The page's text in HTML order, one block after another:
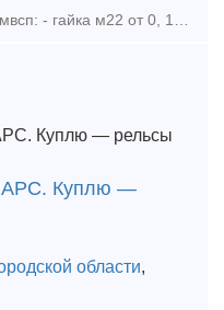
На постоянно основе покупаем мвсп: - гайка м22 от 0, 1тн - гайка м27 от 0, 1тн - гайка м24 от 0, 1тн - болт клеммный 22х75, болт закладной 22х175, от 0, 1тн - болт стыковой
АРС. Куплю —
области,